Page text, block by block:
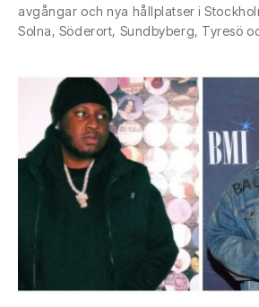
avgångar och nya hållplatser i
Solna, Söderort, Sundbyberg, Tyresö